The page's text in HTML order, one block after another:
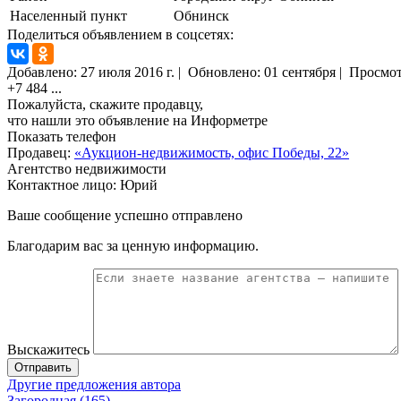
Населенный пункт
Обнинск
Поделиться объявлением в соцсетях:
Добавлено: 27 июля 2016 г. | Обновлено: 01 сентября |
+7 484 ...
Пожалуйста, скажите продавцу,
что нашли это объявление на Информетре
Показать телефон
Продавец: «Аукцион-недвижимость, офис Победы, 22»
Агентство недвижимости
Контактное лицо: Юрий
Ваше сообщение успешно отправлено
Благодарим вас за ценную информацию.
Выскажитесь
Отправить
Другие предложения автора